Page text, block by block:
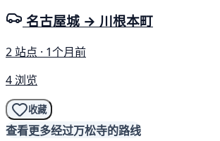
名古屋城 → 川根本町
2 站点 · 1个月前
4 浏览
收藏
查看更多经过万松寺的路线